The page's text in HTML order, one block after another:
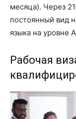
месяца). Через
постоянный вид
языка на уровне
Рабочая